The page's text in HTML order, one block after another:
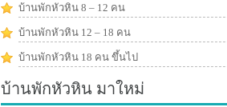
บ้านพักหัวหิน 8 – 12 คน
บ้านพักหัวหิน 12 – 18 คน
บ้านพักหัวหิน 18 คน ขึ้นไป
บ้านพักหัวหิน มาใหม่